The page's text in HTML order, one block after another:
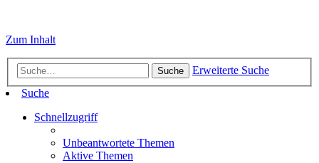
Zum Inhalt
Suche
Erweiterte Suche
Suche
Schnellzugriff
Unbeantwortete Themen
Aktive Themen